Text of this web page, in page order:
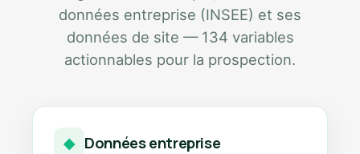
données entreprise (INSEE) et ses
données de site — 134 variables
actionnables pour la prospection.
◆ Données entreprise